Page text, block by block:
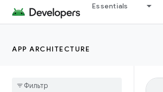
Essentials
APP ARCHITECTURE